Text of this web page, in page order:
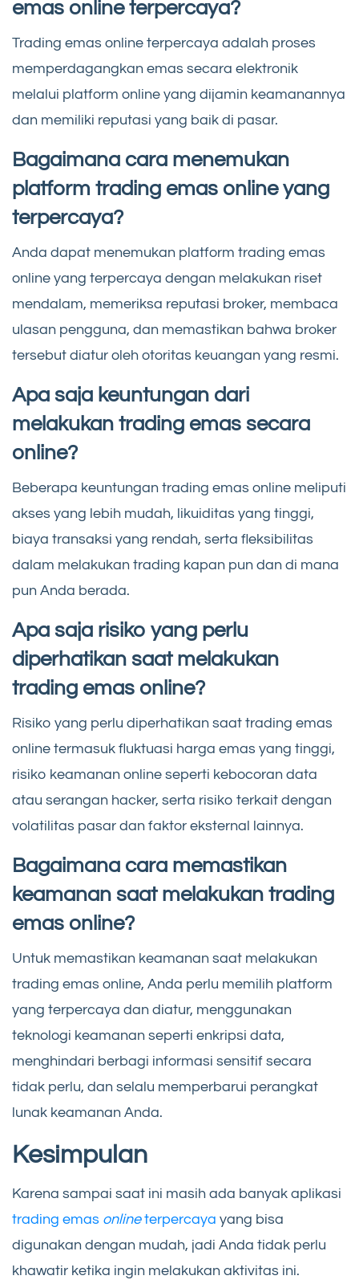
emas online terpercaya?
Trading emas online terpercaya adalah proses
memperdagangkan emas secara elektronik
melalui platform online yang dijamin keamanannya
dan memiliki reputasi yang baik di pasar.
Bagaimana cara menemukan
platform trading emas online yang
terpercaya?
Anda dapat menemukan platform trading emas
online yang terpercaya dengan melakukan riset
mendalam, memeriksa reputasi broker, membaca
ulasan pengguna, dan memastikan bahwa broker
tersebut diatur oleh otoritas keuangan yang resmi.
Apa saja keuntungan dari
melakukan trading emas secara
online?
Beberapa keuntungan trading emas online meliputi
akses yang lebih mudah, likuiditas yang tinggi,
biaya transaksi yang rendah, serta fleksibilitas
dalam melakukan trading kapan pun dan di mana
pun Anda berada.
Apa saja risiko yang perlu
diperhatikan saat melakukan
trading emas online?
Risiko yang perlu diperhatikan saat trading emas
online termasuk fluktuasi harga emas yang tinggi,
risiko keamanan online seperti kebocoran data
atau serangan hacker, serta risiko terkait dengan
volatilitas pasar dan faktor eksternal lainnya.
Bagaimana cara memastikan
keamanan saat melakukan trading
emas online?
Untuk memastikan keamanan saat melakukan
trading emas online, Anda perlu memilih platform
yang terpercaya dan diatur, menggunakan
teknologi keamanan seperti enkripsi data,
menghindari berbagi informasi sensitif secara
tidak perlu, dan selalu memperbarui perangkat
lunak keamanan Anda.
Kesimpulan
Karena sampai saat ini masih ada banyak aplikasi
trading emas onlineterpercaya yang bisa
digunakan dengan mudah, jadi Anda tidak perlu
khawatir ketika ingin melakukan aktivitas ini.